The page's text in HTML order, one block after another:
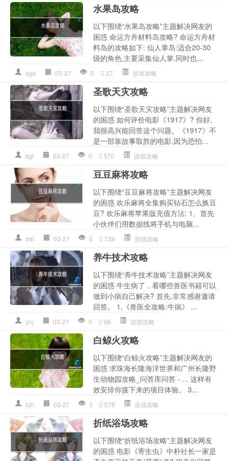
水果岛攻略
以下围绕“水果岛攻略”主题解决网友的
困惑 命运方舟材料岛攻略? 命运方舟材
料岛的攻略如下: 仙人掌岛:适合20-30
级的角色,主要采集仙人掌,同时也...
sgd 03-27 0 27 游戏攻略
圣歌天灾攻略
以下围绕“圣歌天灾攻略”主题解决网友
的困惑 如何评价电影《1917》? 你好,
我很高兴能回答这个问题。《1917》不
是一部靠故事取胜的电影,因为恐怕...
sgt 03-27 0 570 游戏攻略
豆豆麻将攻略
以下围绕“豆豆麻将攻略”主题解决网友
的困惑 欢乐麻将全集购买钻石怎么换豆
豆? 欢乐麻将苹果版充值方法: 1、首先
小伙伴们用数据线将手机与电脑...
ddl 03-27 0 739 游戏攻略
养牛技术攻略
以下围绕“养牛技术攻略”主题解决网友
的困惑 牛生病了，看哪些兽医书籍可以
做到小病自己解决? 首先,非常感谢邀请
回答。 1,《兽医全攻略:牛病》 ...
ynj 03-27 0 68 游戏攻略
白鲸火攻略
以下围绕“白鲸火攻略”主题解决网友的
困惑 求珠海长隆海洋世界和广州长隆野
生动物园攻略_问答库问答 - ... 这样有
效安排你接下来的项目体验。 3...
bjh 03-27 0 579 游戏攻略
折纸浴场攻略
以下围绕“折纸浴场攻略”主题解决网友
的困惑 电影《寄生虫》中朴社长一家是